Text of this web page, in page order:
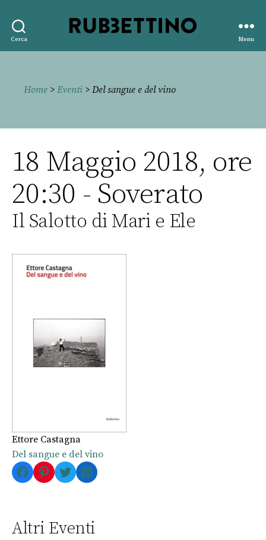
Cerca
editore
Menu
Home > Eventi > Del sangue e del vino
18 Maggio 2018, ore
20:30 - Soverato
Il Salotto di Mari e Ele
Ettore Castagna
Del sangue e del vino
Facebook
Pinterest
TwitterLinkedIn
Altri Eventi